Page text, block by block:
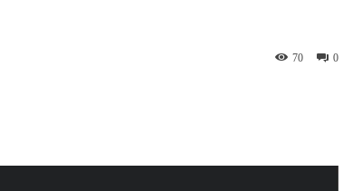
0
70